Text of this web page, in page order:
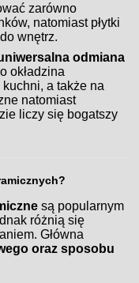
zarówno
natomiast płytki
wnętrz.
odmiana
okładzina
kuchni, a także na
natomiast
liczy się bogatszy
są popularnym
różnią się
Główna
oraz sposobu